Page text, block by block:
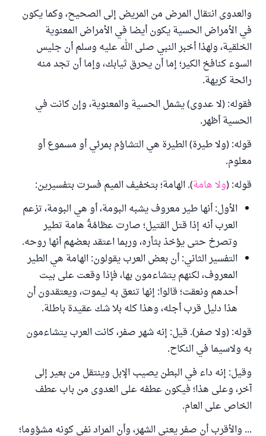
والعدوى انتقال المرض من المريض إلى الصحيح، وكما يكون
في الأمراض الحسية يكون أيضا في الأمراض المعنوية
الخلقية، ولهذا أخبر النبي صلى الله عليه وسلم أن جليس
السوء كنافخ الكير؛ إما أن يحرق ثيابك، وإما أن تجد منه
رائحة كريهة.
فقوله: (لا عدوى) يشمل الحسية والمعنوية، وإن كانت في
الحسية أظهر.
قوله: (ولا طيرة) الطيرة هي التشاؤم بمرئي أو مسموع أو
معلوم.
قوله: (ولا هامة). الهامة؛ بتخفيف الميم فسرت بتفسيرين:
الأول: أنها طير معروف يشبه البومة، أو هي البومة، تزعم
العرب أنه إذا قتل القتيل؛ صارت عظامُةُ هامة تطير
وتصرخ حتى يؤخذ بثأره، وربما اعتقد بعضهم أنها روحه.
التفسير الثاني: أن بعض العرب يقولون: الهامة هي الطير
المعروف، لكنهم يتشاءمون بها، فإذا وقعت على بيت
أحدهم ونعقت؛ قالوا: إنها تنعق به ليموت، ويعتقدون أن
هذا دليل قرب أجله، وهذا كله بلا شك عقيدة باطلة.
قوله: (ولا صفر). قيل: إنه شهر صفر، كانت العرب يتشاءمون
به ولاسيما في النكاح.
وقيل: إنه داء في البطن يصيب الإبل وينتقل من بعير إلى
آخر، وعلى هذا؛ فيكون عطفه على العدوى من باب عطف
الخاص على العام.
... والأقرب أن صفر يعني الشهر، وأن المراد نفي كونه مشؤوما؛